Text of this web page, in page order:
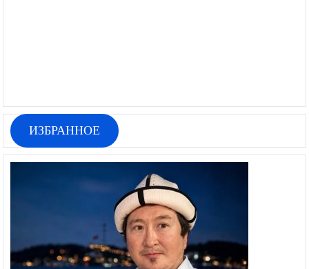
ИЗБРАННОЕ